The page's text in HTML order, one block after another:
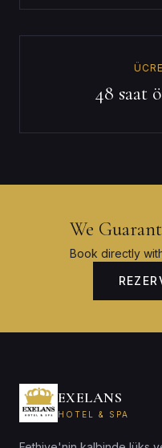
48 saat
We
Book directly
EXELANS
HOTEL & SPA